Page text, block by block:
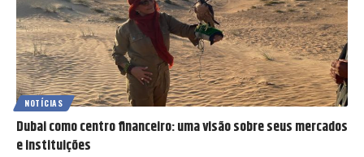
NOTÍCIAS
Dubai como centro financeiro: uma visão sobre seus mercados
e instituições